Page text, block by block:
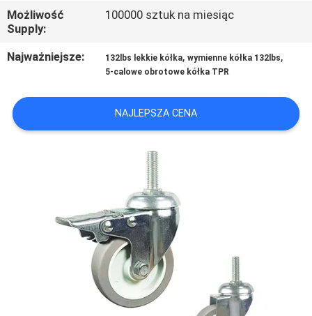
SKONTAKTUJ
SIĘ
NAMI
SITEMAP
Możliwość
Supply:
100000 sztuk na miesiąc
Najważniejsze: 132lbs lekkie kółka,wymienne kółka 132lbs,
5-calowe obrotowe kółka TPR
NAJLEPSZA CENA